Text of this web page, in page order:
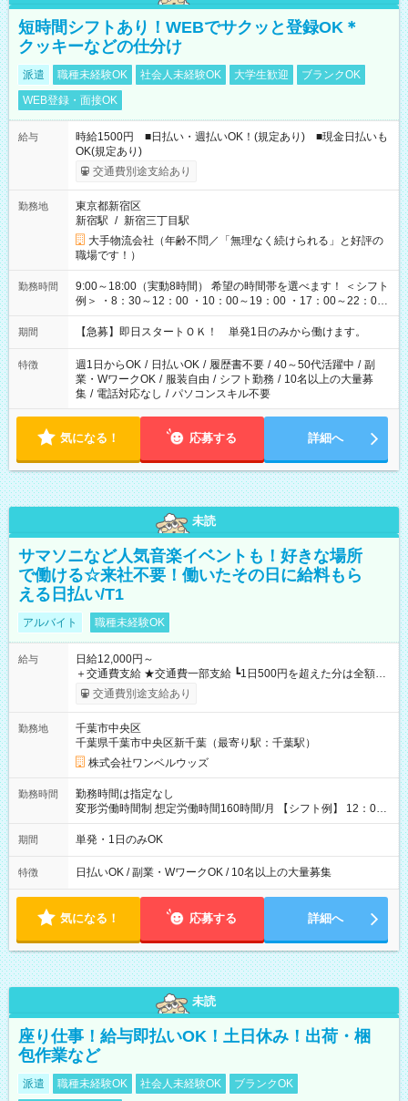
短時間シフトあり！WEBでサクッと登録OK＊
クッキーなどの仕分け
派遣 職種未経験OK 社会人未経験OK 大学生歓迎
ブランクOK
WEB登録・面接OK
給与
時給1500円 ■日払い・週払いOK！(規定あり) ■現金日払いも
OK(規定あり)
交通費別途支給あり
勤務地
東京都新宿区
新宿駅 / 新宿三丁目駅
大手物流会社（年齢不問／「無理なく続けられる」と好評の
職場です！）
勤務時間
9:00～18:00（実動8時間） 希望の時間帯を選べます！ ＜シフト
例＞ ・8：30～12：00 ・10：00～19：00 ・17：00～22：00
・13：00～22：00 ・22：00～翌6：00 など
期間 【急募】即日スタートＯＫ！ 単発1日のみから働けます。
特徴 週1日からOK / 日払いOK / 履歴書不要 / 40～50代活躍中 / 副
業・WワークOK / 服装自由 / シフト勤務 / 10名以上の大量募
集 / 電話対応なし / パソコンスキル不要
気になる！ 応募する 詳細へ
未読
サマソニなど人気音楽イベントも！好きな場所
で働ける☆来社不要！働いたその日に給料もら
える日払い/T1
アルバイト 職種未経験OK
給与
日給12,000円～
＋交通費支給 ★交通費一部支給 ┗1日500円を超えた分は全額支
給！ ※往復500円以内の方は自己負担となります ★日払いOK！
（規定あり） ┗働いたその日に現金GET♪ お仕事後はコンビニ
なし
交通費別途支給あり
勤務地
千葉市中央区
千葉県千葉市中央区新千葉（最寄り駅：千葉駅）
株式会社ワンベルウッズ
勤務時間
勤務時間は指定なし
変形労働時間制 想定労働時間160時間/月 【シフト例】 12：00
～22：00
期間 単発・1日のみOK
特徴 日払いOK / 副業・WワークOK / 10名以上の大量募集
気になる！ 応募する 詳細へ
未読
座り仕事！給与即払いOK！土日休み！出荷・梱
包作業など
派遣 職種未経験OK 社会人未経験OK ブランクOK